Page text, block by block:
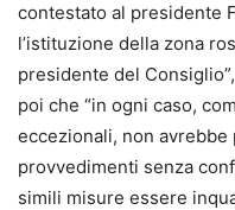
contestato al presidente
l’istituzione della zona
presidente del
poi che “in ogni caso,
eccezionali, non
provvedimenti senza
simili misure essere